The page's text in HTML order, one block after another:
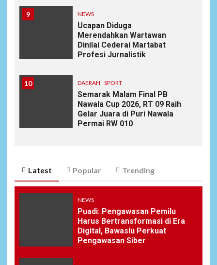
9 NEWS
Ucapan Diduga
Merendahkan Wartawan
Dinilai Cederai Martabat
Profesi Jurnalistik
10 DAERAH SPORT
Semarak Malam Final PB
Nawala Cup 2026, RT 09 Raih
Gelar Juara di Puri Nawala
Permai RW 010
Latest Popular Trending
NEWS
Puadi: Pengawasan Pemilu
Harus Bertransformasi di Era
Digital, Bawaslu Perkuat
Pengawasan Siber